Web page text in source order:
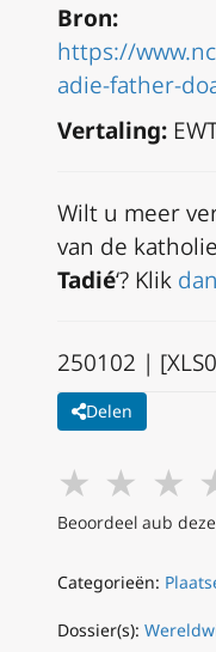
Bron:
https://
adie-father-
Vertaling:
Wilt u meer
van de
Tadié‘? Klik
250102 |
Delen
★ ★ ★
Beoordeel aub
Categorieën:
Dossier(s):